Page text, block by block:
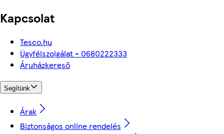
Kapcsolat
Tesco.hu
Ügyfélszolgálat - 0680222333
Áruházkereső
Segítünk
Árak
Biztonságos online rendelés